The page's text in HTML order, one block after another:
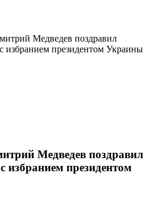
Медведев поздравил
избранием президентом Украины
Медведев поздравил
избранием президентом